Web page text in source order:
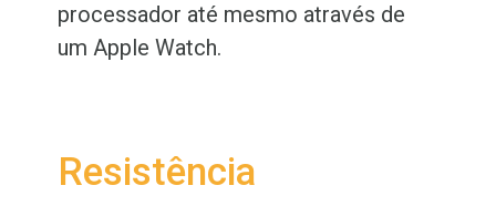
processador até mesmo através de
um Apple Watch.
Resistência